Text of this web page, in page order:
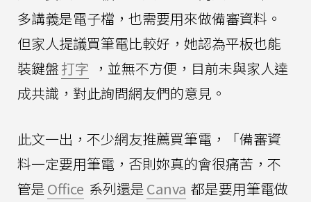
多講義是電子檔，也需要用來做備審資料。
但家人提議買筆電比較好，她認為平板也能
裝鍵盤打字 ，並無不方便，目前未與家人達
成共識，對此詢問網友們的意見。
此文一出，不少網友推薦買筆電，「備審資
料一定要用筆電，否則妳真的會很痛苦，不
管是Office 系列還是Canva 都是要用筆電做